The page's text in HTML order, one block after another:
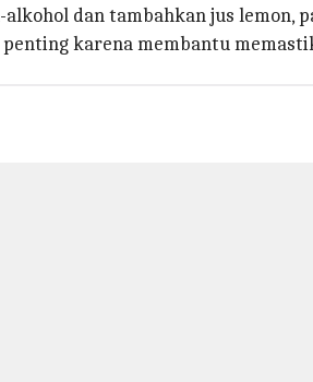
dan tambahkan jus lemon,
penting karena membantu